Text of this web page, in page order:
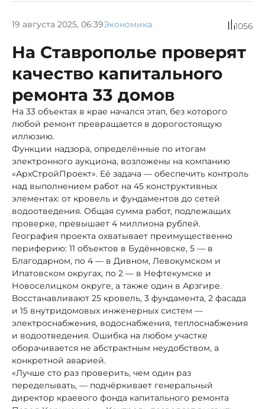
19 августа 2025, 06:39Экономика 1056
На Ставрополье проверят
качество капитального
ремонта 33 домов
На 33 объектах в крае начался этап, без которого
любой ремонт превращается в дорогостоящую
иллюзию.
Функции надзора, определённые по итогам
электронного аукциона, возложены на компанию
«АрхСтройПроект». Её задача — обеспечить контроль
над выполнением работ на 45 конструктивных
элементах: от кровель и фундаментов до сетей
водоотведения. Общая сумма работ, подлежащих
проверке, превышает 4 миллиона рублей.
География проекта охватывает преимущественно
периферию: 11 объектов в Будённовске, 5 — в
Благодарном, по 4 — в Дивном, Левокумском и
Ипатовском округах, по 2 — в Нефтекумске и
Новоселицком округе, а также один в Арзгире.
Восстанавливают 25 кровель, 3 фундамента, 2 фасада
и 15 внутридомовых инженерных систем —
электроснабжения, водоснабжения, теплоснабжения
и водоотведения. Ошибка на любом участке
оборачивается не абстрактным неудобством, а
конкретной аварией.
«Лучше сто раз проверить, чем один раз
переделывать, — подчёркивает генеральный
директор краевого фонда капитального ремонта